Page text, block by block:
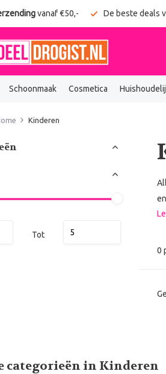
vanaf €50,- De beste deals
Schoonmaak Cosmetica
Kinderen
Tot
0
categorieën in Kinderen